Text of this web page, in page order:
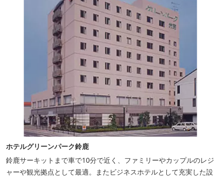
ホテルグリーンパーク鈴鹿
鈴鹿サーキットまで車で10分で近く、ファミリーやカップルのレジ
ャーや観光拠点として最適。またビジネスホテルとして充実した設